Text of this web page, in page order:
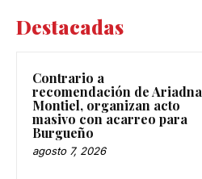
Destacadas
Contrario a
recomendación de Ariadna
Montiel, organizan acto
masivo con acarreo para
Burgueño
agosto 7, 2026